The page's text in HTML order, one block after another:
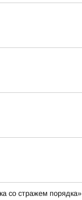
со стражем порядка»